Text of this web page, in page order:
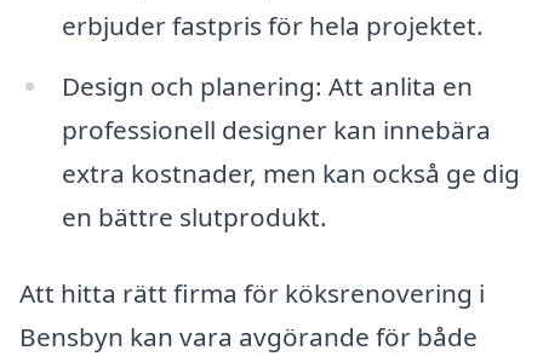
erbjuder fastpris för hela projektet.
Design och planering: Att anlita en
professionell designer kan innebära
extra kostnader, men kan också ge dig
en bättre slutprodukt.
Att hitta rätt firma för köksrenovering i
Bensbyn kan vara avgörande för både